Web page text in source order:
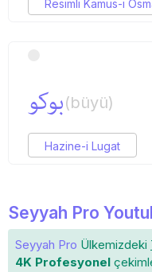
Resimli Kamus-ı
بوكو(büyü)
Hazine-i Lugat
Seyyah Pro
Seyyah Pro Ülkemizdeki
4K Profesyonel